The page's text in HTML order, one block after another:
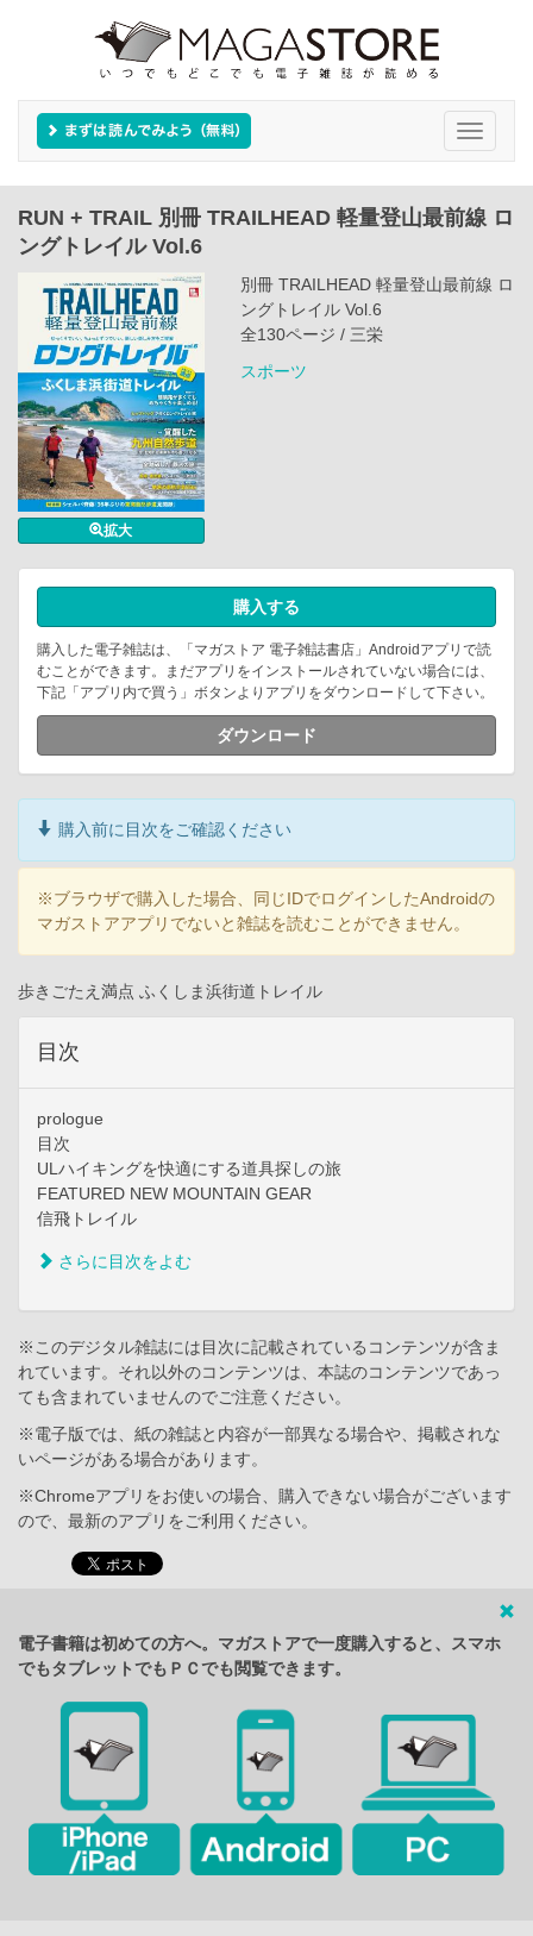
Toggle
RUN + TRAIL 別冊 TRAILHEAD 軽量登山最前線 ロ
ングトレイル Vol.6
拡大
別冊 TRAILHEAD 軽量登山最前線 ロ
ングトレイル Vol.6
全130ページ / 三栄
スポーツ
購入する
購入した電子雑誌は、「マガストア 電子雑誌書店」Androidアプリで読
むことができます。まだアプリをインストールされていない場合には、
下記「アプリ内で買う」ボタンよりアプリをダウンロードして下さい。
ダウンロード
購入前に目次をご確認ください
※ブラウザで購入した場合、同じIDでログインしたAndroidの
マガストアアプリでないと雑誌を読むことができません。
歩きごたえ満点 ふくしま浜街道トレイル
目次
prologue
目次
ULハイキングを快適にする道具探しの旅
FEATURED NEW MOUNTAIN GEAR
信飛トレイル
さらに目次をよむ
※このデジタル雑誌には目次に記載されているコンテンツが含ま
れています。それ以外のコンテンツは、本誌のコンテンツであっ
ても含まれていませんのでご注意ください。
※電子版では、紙の雑誌と内容が一部異なる場合や、掲載されな
いページがある場合があります。
※Chromeアプリをお使いの場合、購入できない場合がございます
ので、最新のアプリをご利用ください。
電子書籍は初めての方へ。マガストアで一度購入すると、スマホ
でもタブレットでもＰＣでも閲覧できます。